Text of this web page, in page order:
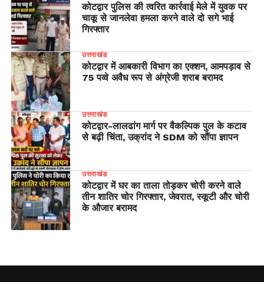
कोटद्वार पुलिस की त्वरित कार्रवाई मेले में युवक पर
चाकू से जानलेवा हमला करने वाले दो सगे भाई
गिरफ्तार
उत्तराखंड
कोटद्वार में आबकारी विभाग का एक्शन, आमपड़ाव से
75 पव्वे अवैध रूप से अंग्रेजी शराब बरामद
उत्तराखंड
​कोटद्वार-लालढांग मार्ग पर वैकल्पिक पुल के कटाव
से बढ़ी चिंता, उक्रांद ने SDM को सौंपा ज्ञापन
उत्तराखंड
कोटद्वार में घर का ताला तोड़कर चोरी करने वाले
तीन शातिर चोर गिरफ्तार, जेवरात, स्कूटी और चोरी
के औजार बरामद